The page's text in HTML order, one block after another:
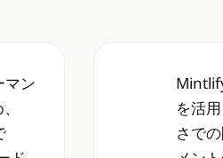
について語る
サイバーセキュリティ専
スを 2 倍に高め、Claude
マン
Mintlify は
を活
さで